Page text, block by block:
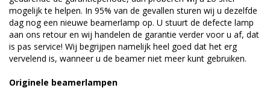
mogelijk te helpen. In 95% van de gevallen sturen wij u dezelfde
dag nog een nieuwe beamerlamp op. U stuurt de defecte lamp
aan ons retour en wij handelen de garantie verder voor u af, dat
is pas service! Wij begrijpen namelijk heel goed dat het erg
vervelend is, wanneer u de beamer niet meer kunt gebruiken.
Originele beamerlampen